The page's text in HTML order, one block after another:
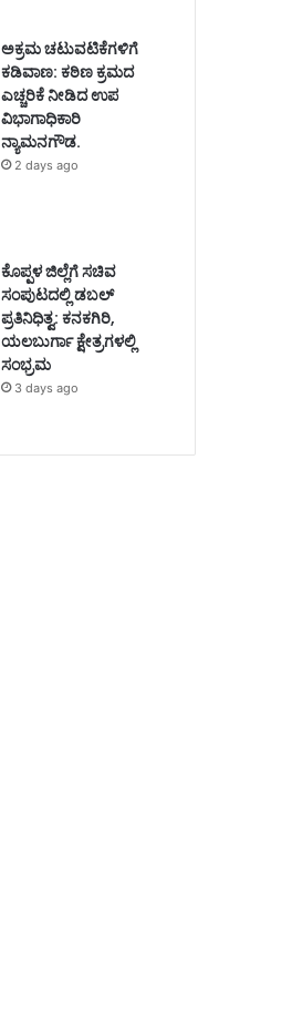
ಅಕ್ರಮ ಚಟುವಟಿಕೆಗಳಿಗೆ
ಕಡಿವಾಣ: ಕಠಿಣ ಕ್ರಮದ
ಎಚ್ಚರಿಕೆ ನೀಡಿದ ಉಪ
ವಿಭಾಗಾಧಿಕಾರಿ
ನ್ಯಾಮನಗೌಡ.
2 days ago
ಕೊಪ್ಪಳ ಜಿಲ್ಲೆಗೆ ಸಚಿವ
ಸಂಪುಟದಲ್ಲಿ ಡಬಲ್
ಪ್ರತಿನಿಧಿತ್ವ: ಕನಕಗಿರಿ,
ಯಲಬುರ್ಗಾ ಕ್ಷೇತ್ರಗಳಲ್ಲಿ
ಸಂಭ್ರಮ
3 days ago